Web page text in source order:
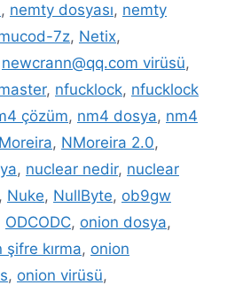
, nemty dosyası, nemty
7z, Netix,
newcrann@qq.com virüsü,
, nfucklock, nfucklock
çözüm, nm4 dosya, nm4
, NMoreira 2.0,
, nuclear nedir, nuclear
, Nuke, NullByte, ob9gw
ODCODC, onion dosya,
şifre kırma, onion
, onion virüsü,